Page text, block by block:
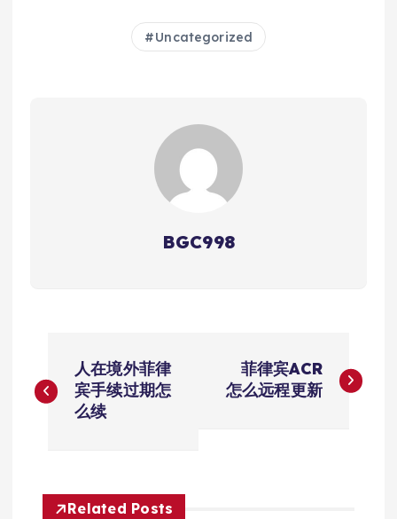
Uncategorized
BGC998
章
航
人在境外菲律
宾手续过期怎
么续
菲律宾ACR
怎么远程更新
Related Posts